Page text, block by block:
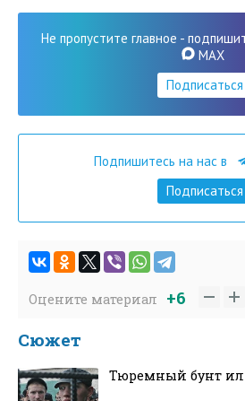
Не пропустите главное -
MAX
Подписаться
Подпишитесь на нас в
Подписаться
Оцените материал +6
Сюжет
Тюремный бунт